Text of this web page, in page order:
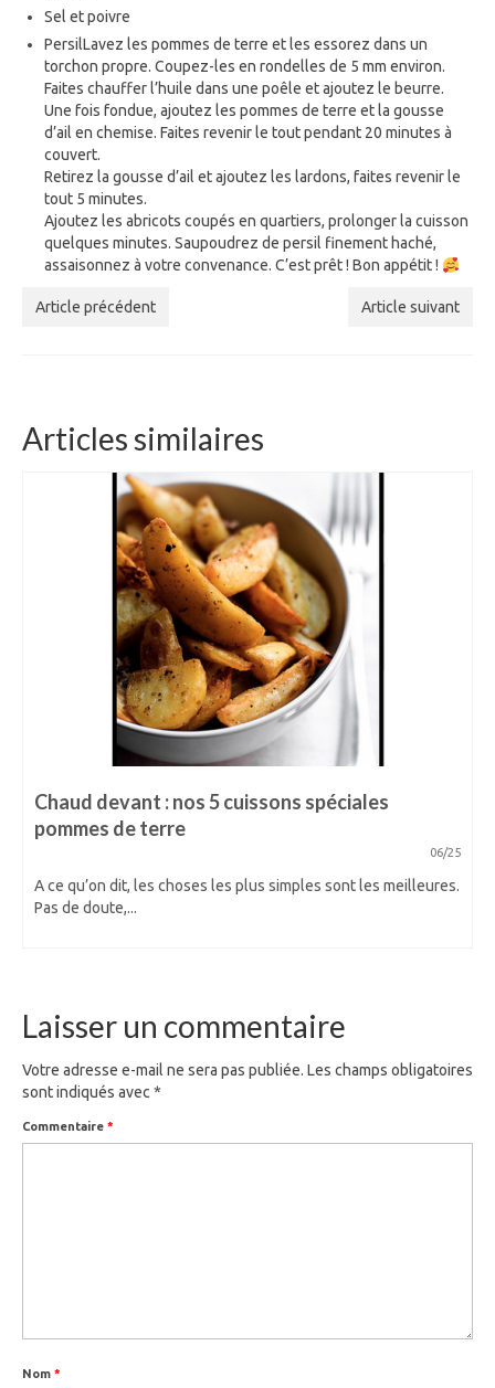
Sel et poivre
PersilLavez les pommes de terre et les essorez dans un
torchon propre. Coupez-les en rondelles de 5 mm environ.
Faites chauffer l’huile dans une poêle et ajoutez le beurre.
Une fois fondue, ajoutez les pommes de terre et la gousse
d’ail en chemise. Faites revenir le tout pendant 20 minutes à
couvert.
Retirez la gousse d’ail et ajoutez les lardons, faites revenir le
tout 5 minutes.
Ajoutez les abricots coupés en quartiers, prolonger la cuisson
quelques minutes. Saupoudrez de persil finement haché,
assaisonnez à votre convenance. C’est prêt ! Bon appétit !
Article précédent Article suivant
Articles similaires
Chaud devant : nos 5 cuissons spéciales
pommes de terre
06/25
A ce qu’on dit, les choses les plus simples sont les meilleures.
Pas de doute,...
Laisser un commentaire
Votre adresse e-mail ne sera pas publiée. Les champs obligatoires
sont indiqués avec*
Commentaire *
Nom *